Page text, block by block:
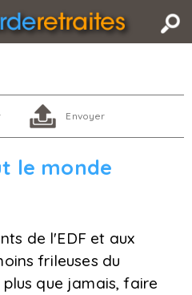
Envoyer
le monde
de l'EDF et aux
frileuses du
que jamais, faire